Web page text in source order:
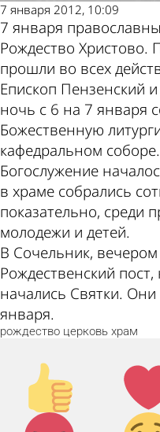
7 января 2012, 10:09
7 января
Рождество Христово.
прошли во всех
Епископ Пензенский
ночь с 6 на 7 января
Божественную
кафедральном соборе.
Богослужение
в храме собрались
показательно, среди
молодежи и детей.
В Сочельник,
Рождественский
начались Святки.
января.
рождество церковь храм
Палец
вверх!
Лайк!
Агрессия!